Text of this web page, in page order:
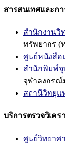
สารสนเทศและก
สำนักงานวิ
ทรัพยากร (
ศูนย์หนังสือ
สำนักพิมพ์จุ
จุฬาลงกรณ์
สถานีวิทยุแ
บริการตรวจวิเค
ศูนย์วิทยาศ